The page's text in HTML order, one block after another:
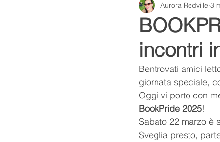
storie americane
Aurora ASMR
tendenze Scuola
Letteratura Libro
incontri
Aurora Redville 3
Bentrovati amici
giornata speciale,
Oggi vi porto con
BookPride 2025!
Sabato 22 marzo è
Sveglia presto,